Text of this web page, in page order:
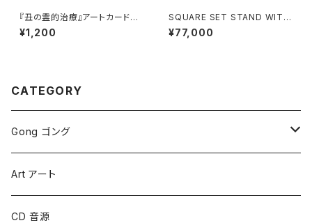
『丑の霊的治療』アートカード⑥
［中サイズ］
¥1,200
SQUARE SET STAND WITH
ROLLERS（GONG：1〜2枚用）
28"/30"
¥77,000
CATEGORY
Gong ゴング
Symphonic Gongs
Symphonic Brilliant Gongs
Art アート
CD 音源